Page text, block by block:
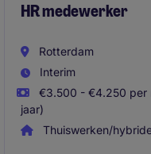
HR medewerker
Rotterdam
Interim
€3.500 - €4.250 per
jaar)
Thuiswerken/